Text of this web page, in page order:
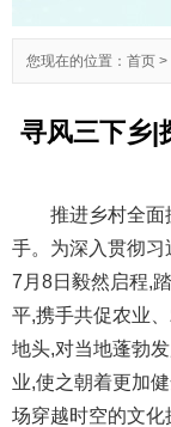
您现在的位置： 首页 >
寻风三下乡|
推进乡村全面
手。为深入贯彻习
7月8日毅然启程,
平,携手共促农业
地头,对当地蓬勃
业,使之朝着更加
场穿越时空的文